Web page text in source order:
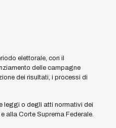
elettorale, con il
delle campagne
dei risultati, i processi di
leggi o degli atti normativi dei
alla Corte Suprema Federale.